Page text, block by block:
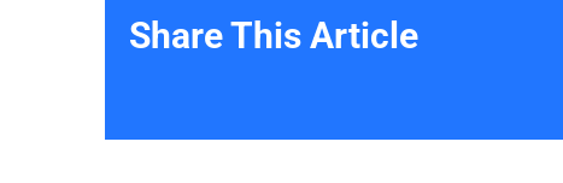
Share This Article